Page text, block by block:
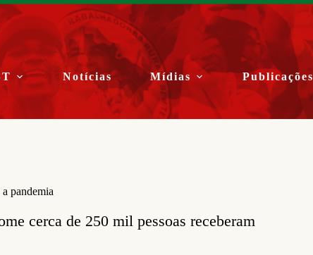
Notícias Mídias Publicações
pandemia
cerca de 250 mil pessoas receberam